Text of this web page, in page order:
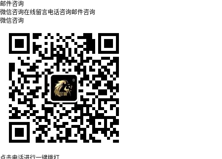
邮件咨询
微信咨询在线留言电话咨询邮件咨询
微信咨询